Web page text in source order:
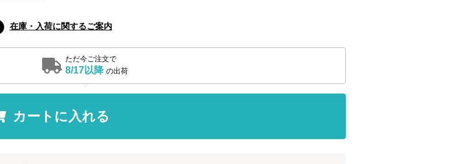
在庫・入荷に関するご案内
ただ今ご注文で
8/17以降 の出荷
カートに入れる